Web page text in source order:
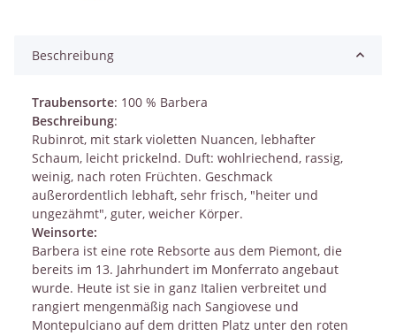
Beschreibung
Traubensorte: 100 % Barbera
Beschreibung:
Rubinrot, mit stark violetten Nuancen, lebhafter
Schaum, leicht prickelnd. Duft: wohlriechend, rassig,
weinig, nach roten Früchten. Geschmack
außerordentlich lebhaft, sehr frisch, "heiter und
ungezähmt", guter, weicher Körper.
Weinsorte:
Barbera ist eine rote Rebsorte aus dem Piemont, die
bereits im 13. Jahrhundert im Monferrato angebaut
wurde. Heute ist sie in ganz Italien verbreitet und
rangiert mengenmäßig nach Sangiovese und
Montepulciano auf dem dritten Platz unter den roten